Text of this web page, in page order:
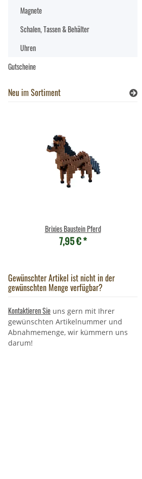
Magnete
Schalen, Tassen & Behälter
Uhren
Gutscheine
Neu im Sortiment
Brixies Baustein Pferd
7,95 €*
Gewünschter Artikel ist nicht in der
gewünschten Menge verfügbar?
Kontaktieren Sie uns gern mit Ihrer
gewünschten Artikelnummer und
Abnahmemenge, wir kümmern uns
darum!